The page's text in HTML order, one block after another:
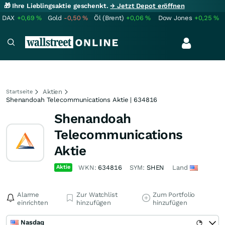
🎁 Ihre Lieblingsaktie geschenkt.→ Jetzt Depot eröffnen
DAX +0,69% Gold -0,50% Öl (Brent) +0,06% Dow Jones +0,25%
Startseite
Aktien
Shenandoah Telecommunications Aktie | 634816
Shenandoah
Telecommunications
Aktie
Aktie WKN: 634816 SYM: SHEN Land
Alarme
einrichten
Zur Watchlist
hinzufügen
Zum Portfolio
hinzufügen
Nasdaq